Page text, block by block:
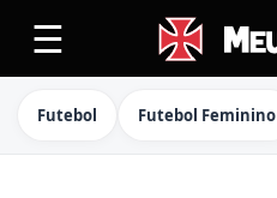
☰
Futebol Futebol Feminino